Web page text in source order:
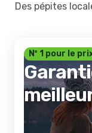
Des pépites
Nº 1 pour le